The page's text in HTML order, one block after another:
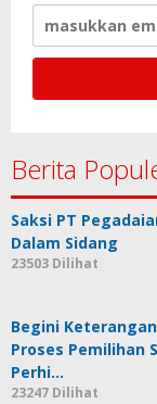
Berita
Saksi PT
Dalam Sidang
23503 Dilihat
Begini
Proses Pemilihan
Perhi…
23247 Dilihat